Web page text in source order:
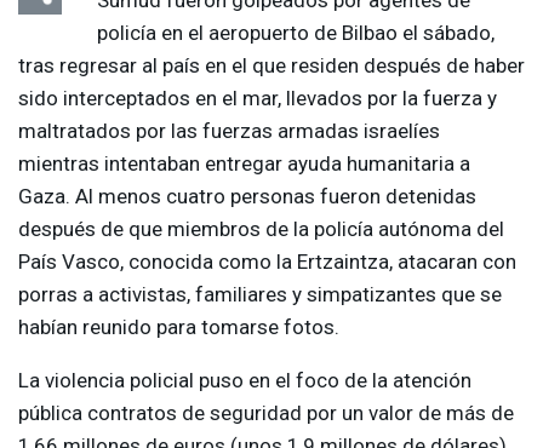
policía en el aeropuerto de Bilbao el sábado,
tras regresar al país en el que residen después de haber
sido interceptados en el mar, llevados por la fuerza y
maltratados por las fuerzas armadas israelíes
mientras intentaban entregar ayuda humanitaria a
Gaza. Al menos cuatro personas fueron detenidas
después de que miembros de la policía autónoma del
País Vasco, conocida como la Ertzaintza, atacaran con
porras a activistas, familiares y simpatizantes que se
habían reunido para tomarse fotos.
La violencia policial puso en el foco de la atención
pública contratos de seguridad por un valor de más de